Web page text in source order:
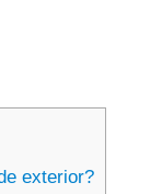
exterior?